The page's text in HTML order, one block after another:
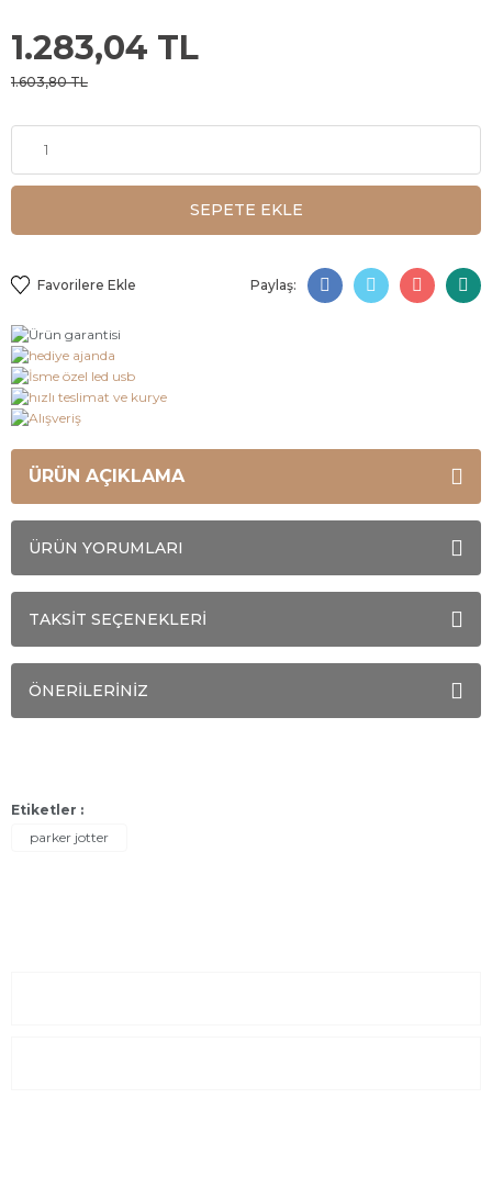
1.283,04 TL
1.603,80 TL
SEPETE EKLE
Paylaş:
ÜRÜN AÇIKLAMA
ÜRÜN YORUMLARI
TAKSİT SEÇENEKLERİ
ÖNERİLERİNİZ
Etiketler :
parker jotter